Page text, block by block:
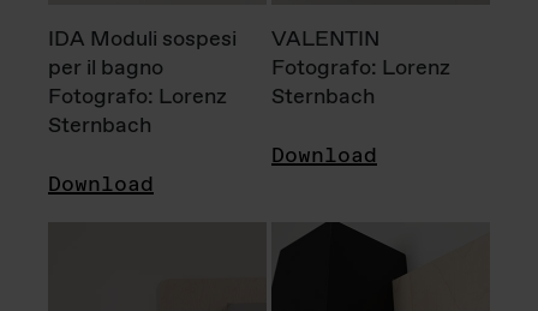
IDA Moduli sospesi
per il bagno
Fotografo: Lorenz
Sternbach
Download
VALENTIN
Fotografo: Lorenz
Sternbach
Download